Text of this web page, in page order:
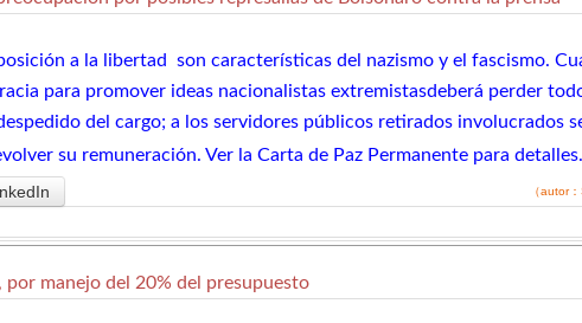
a la libertad son características del nazismo y el fascismo.
para promover ideas nacionalistas extremistasdeberá perder
del cargo; a los servidores públicos retirados involucrados
su remuneración. Ver la Carta de Paz Permanente para detalles.
（autor
por manejo del 20% del presupuesto